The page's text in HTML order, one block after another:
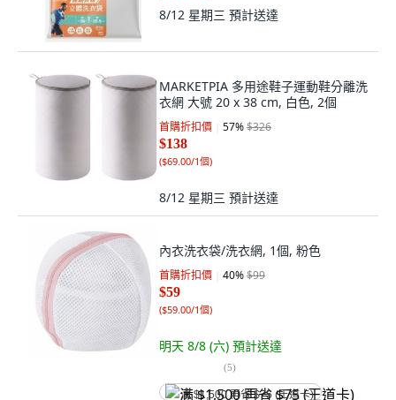
8/12 星期三 預計送達
MARKETPIA 多用途鞋子運動鞋分離洗
衣網 大號 20 x 38 cm, 白色, 2個
首購折扣價 57%$326
$138
($69.00/1個)
8/12 星期三 預計送達
內衣洗衣袋/洗衣網, 1個, 粉色
首購折扣價 40%$99
$59
($59.00/1個)
明天 8/8 (六) 預計送達
(5)
满 $1,500 再省 $75 (王道卡)